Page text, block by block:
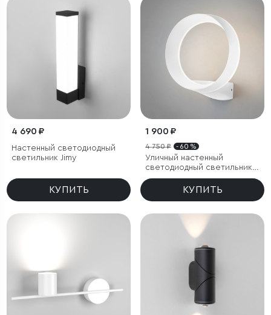
4 690 ₽
Настенный светодиодный
светильник Jimy
КУПИТЬ
1 900 ₽
4 750 ₽ - 60 %
Уличный настенный
светодиодный светильник
Ring IP54
КУПИТЬ